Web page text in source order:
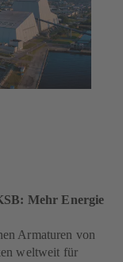
Mehr Energie
Armaturen von
weltweit für